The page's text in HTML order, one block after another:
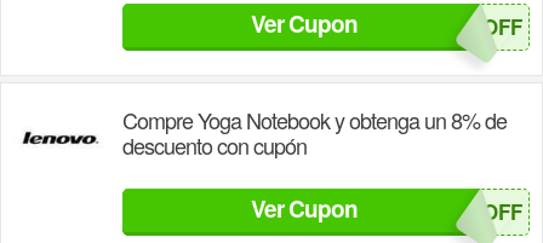
Ver Cupon WKSOFF
Compre Yoga Notebook y obtenga un 8% de
descuento con cupón
Ver Cupon TABOFF